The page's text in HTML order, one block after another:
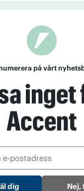
ansvarig utgivare: Barbro
barbro@a4.se.
av
på vårt
inget
Accent
Nej,